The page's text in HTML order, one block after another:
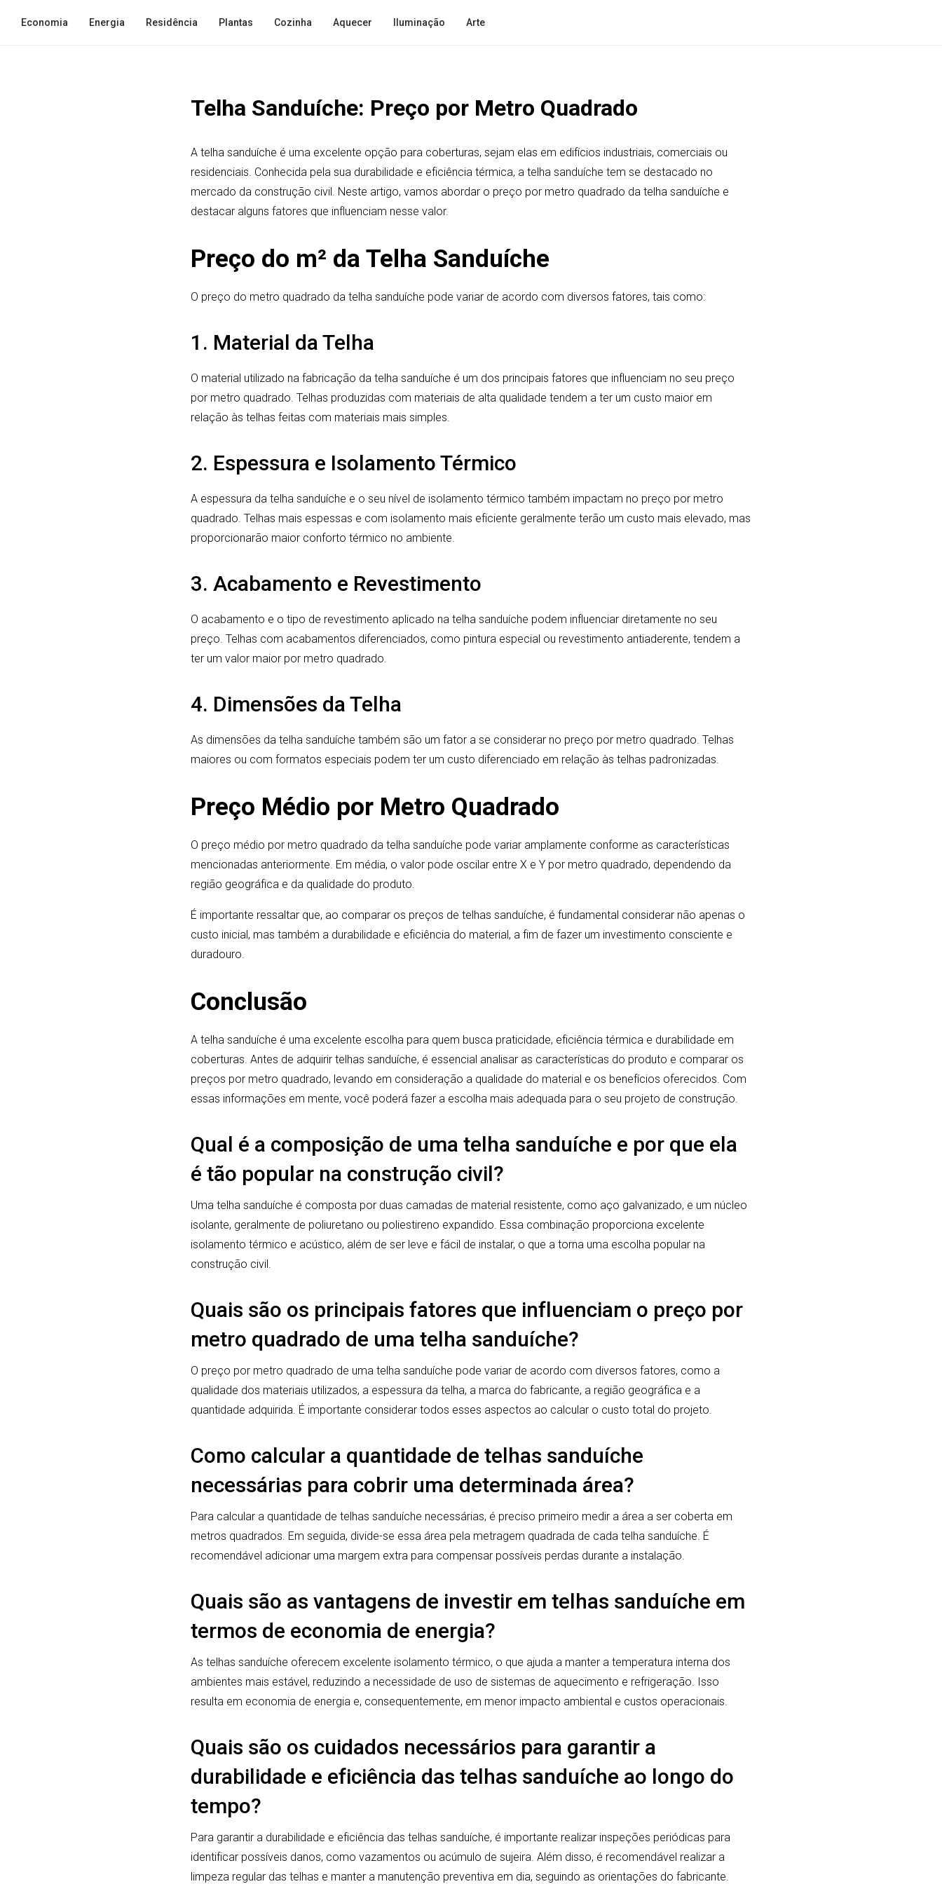
Economia Energia Residência Plantas Cozinha Aquecer Iluminação Arte
Telha Sanduíche: Preço por Metro Quadrado
A telha sanduíche é uma excelente opção para coberturas, sejam elas em edifícios industriais, comerciais ou
residenciais. Conhecida pela sua durabilidade e eficiência térmica, a telha sanduíche tem se destacado no
mercado da construção civil. Neste artigo, vamos abordar o preço por metro quadrado da telha sanduíche e
destacar alguns fatores que influenciam nesse valor.
Preço do m² da Telha Sanduíche
O preço do metro quadrado da telha sanduíche pode variar de acordo com diversos fatores, tais como:
1. Material da Telha
O material utilizado na fabricação da telha sanduíche é um dos principais fatores que influenciam no seu preço
por metro quadrado. Telhas produzidas com materiais de alta qualidade tendem a ter um custo maior em
relação às telhas feitas com materiais mais simples.
2. Espessura e Isolamento Térmico
A espessura da telha sanduíche e o seu nível de isolamento térmico também impactam no preço por metro
quadrado. Telhas mais espessas e com isolamento mais eficiente geralmente terão um custo mais elevado, mas
proporcionarão maior conforto térmico no ambiente.
3. Acabamento e Revestimento
O acabamento e o tipo de revestimento aplicado na telha sanduíche podem influenciar diretamente no seu
preço. Telhas com acabamentos diferenciados, como pintura especial ou revestimento antiaderente, tendem a
ter um valor maior por metro quadrado.
4. Dimensões da Telha
As dimensões da telha sanduíche também são um fator a se considerar no preço por metro quadrado. Telhas
maiores ou com formatos especiais podem ter um custo diferenciado em relação às telhas padronizadas.
Preço Médio por Metro Quadrado
O preço médio por metro quadrado da telha sanduíche pode variar amplamente conforme as características
mencionadas anteriormente. Em média, o valor pode oscilar entre X e Y por metro quadrado, dependendo da
região geográfica e da qualidade do produto.
É importante ressaltar que, ao comparar os preços de telhas sanduíche, é fundamental considerar não apenas o
custo inicial, mas também a durabilidade e eficiência do material, a fim de fazer um investimento consciente e
duradouro.
Conclusão
A telha sanduíche é uma excelente escolha para quem busca praticidade, eficiência térmica e durabilidade em
coberturas. Antes de adquirir telhas sanduíche, é essencial analisar as características do produto e comparar os
preços por metro quadrado, levando em consideração a qualidade do material e os benefícios oferecidos. Com
essas informações em mente, você poderá fazer a escolha mais adequada para o seu projeto de construção.
Qual é a composição de uma telha sanduíche e por que ela
é tão popular na construção civil?
Uma telha sanduíche é composta por duas camadas de material resistente, como aço galvanizado, e um núcleo
isolante, geralmente de poliuretano ou poliestireno expandido. Essa combinação proporciona excelente
isolamento térmico e acústico, além de ser leve e fácil de instalar, o que a torna uma escolha popular na
construção civil.
Quais são os principais fatores que influenciam o preço por
metro quadrado de uma telha sanduíche?
O preço por metro quadrado de uma telha sanduíche pode variar de acordo com diversos fatores, como a
qualidade dos materiais utilizados, a espessura da telha, a marca do fabricante, a região geográfica e a
quantidade adquirida. É importante considerar todos esses aspectos ao calcular o custo total do projeto.
Como calcular a quantidade de telhas sanduíche
necessárias para cobrir uma determinada área?
Para calcular a quantidade de telhas sanduíche necessárias, é preciso primeiro medir a área a ser coberta em
metros quadrados. Em seguida, divide-se essa área pela metragem quadrada de cada telha sanduíche. É
recomendável adicionar uma margem extra para compensar possíveis perdas durante a instalação.
Quais são as vantagens de investir em telhas sanduíche em
termos de economia de energia?
As telhas sanduíche oferecem excelente isolamento térmico, o que ajuda a manter a temperatura interna dos
ambientes mais estável, reduzindo a necessidade de uso de sistemas de aquecimento e refrigeração. Isso
resulta em economia de energia e, consequentemente, em menor impacto ambiental e custos operacionais.
Quais são os cuidados necessários para garantir a
durabilidade e eficiência das telhas sanduíche ao longo do
tempo?
Para garantir a durabilidade e eficiência das telhas sanduíche, é importante realizar inspeções periódicas para
identificar possíveis danos, como vazamentos ou acúmulo de sujeira. Além disso, é recomendável realizar a
limpeza regular das telhas e manter a manutenção preventiva em dia, seguindo as orientações do fabricante.